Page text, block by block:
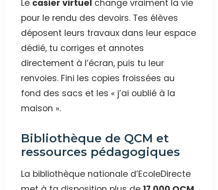
Le casier virtuel change vraiment la vie
pour le rendu des devoirs. Tes élèves
déposent leurs travaux dans leur espace
dédié, tu corriges et annotes
directement à l’écran, puis tu leur
renvoies. Fini les copies froissées au
fond des sacs et les « j’ai oublié à la
maison ».
Bibliothèque de QCM et
ressources pédagogiques
La bibliothèque nationale d’EcoleDirecte